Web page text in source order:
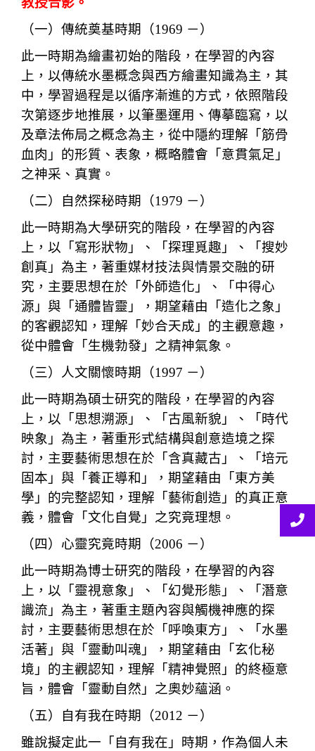
（一）傳統奠基時期（1969 －）
此一時期為繪畫初始的階段，在學習的內容
上，以傳統水墨概念與西方繪畫知識為主，其
中，學習過程是以循序漸進的方式，依照階段
次第逐步地推展，以筆墨運用、傳摹臨寫，以
及章法佈局之概念為主，從中隱約理解「筋骨
血肉」的形質、表象，概略體會「意貫氣足」
之神采、真實。
（二）自然探秘時期（1979 －）
此一時期為大學研究的階段，在學習的內容
上，以「寫形狀物」、「探理覓趣」、「搜妙
創真」為主，著重媒材技法與情景交融的研
究，主要思想在於「外師造化」、「中得心
源」與「通體皆靈」，期望藉由「造化之象」
的客觀認知，理解「妙合天成」的主觀意趣，
從中體會「生機勃發」之精神氣象。
（三）人文關懷時期（1997 －）
此一時期為碩士研究的階段，在學習的內容
上，以「思想溯源」、「古風新貌」、「時代
映象」為主，著重形式結構與創意造境之探
討，主要藝術思想在於「含真藏古」、「培元
固本」與「養正導和」，期望藉由「東方美
學」的完整認知，理解「藝術創造」的真正意
義，體會「文化自覺」之究竟理想。
（四）心靈究竟時期（2006 －）
此一時期為博士研究的階段，在學習的內容
上，以「靈視意象」、「幻覺形態」、「潛意
識流」為主，著重主題內容與觸機神應的探
討，主要藝術思想在於「呼喚東方」、「水墨
活著」與「靈動叫魂」，期望藉由「玄化秘
境」的主觀認知，理解「精神覺照」的終極意
旨，體會「靈動自然」之奧妙蘊涵。
（五）自有我在時期（2012 －）
雖說擬定此一「自有我在」時期，作為個人未